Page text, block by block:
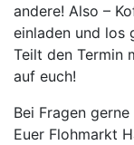
andere! Also –
einladen und los
Teilt den Termin
auf euch!
Bei Fragen gerne
Euer Flohmarkt